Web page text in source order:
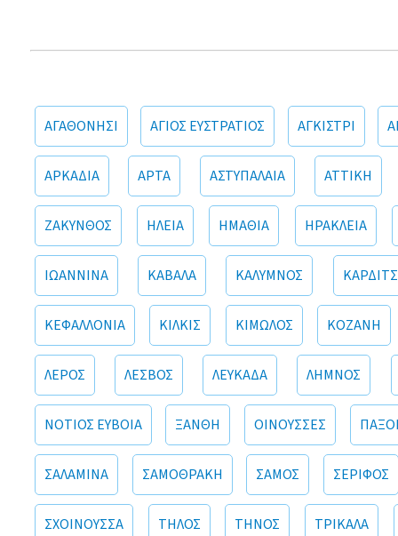
ΑΓΑΘΟΝΗΣΙ ΑΓΙΟΣ ΕΥΣΤΡΑΤΙΟΣ ΑΓΚΙΣΤΡΙ
ΑΡΚΑΔΙΑ ΑΡΤΑ ΑΣΤΥΠΑΛΑΙΑ ΑΤΤΙΚΗ
ΖΑΚΥΝΘΟΣ ΗΛΕΙΑ ΗΜΑΘΙΑ ΗΡΑΚΛΕΙΑ
ΙΩΑΝΝΙΝΑ ΚΑΒΑΛΑ ΚΑΛΥΜΝΟΣ
ΚΕΦΑΛΛΟΝΙΑ ΚΙΛΚΙΣ ΚΙΜΩΛΟΣ ΚΟΖΑΝΗ
ΛΕΡΟΣ ΛΕΣΒΟΣ ΛΕΥΚΑΔΑ ΛΗΜΝΟΣ
ΝΟΤΙΟΣ ΕΥΒΟΙΑ ΞΑΝΘΗ ΟΙΝΟΥΣΣΕΣ
ΣΑΛΑΜΙΝΑ ΣΑΜΟΘΡΑΚΗ ΣΑΜΟΣ ΣΕΡΙΦΟΣ
ΣΧΟΙΝΟΥΣΣΑ ΤΗΛΟΣ ΤΗΝΟΣ ΤΡΙΚΑΛΑ